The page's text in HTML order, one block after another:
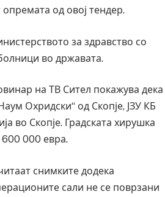
од овој тендер.
за здравство со
во државата.
на ТВ Сител покажува дека
Охридски“ од Скопје, ЈЗУ КБ
во Скопје. Градската хирушка
000 евра.
снимките додека
сали не се поврзани